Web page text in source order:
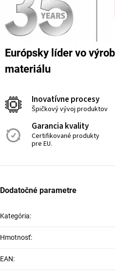
Európsky líder vo
materiálu
Inovatívne procesy
Špičkový vývoj produktov
Garancia kvality
Certifikované produkty
pre EU.
Dodatočné parametre
Kategória:
Hmotnosť:
EAN: